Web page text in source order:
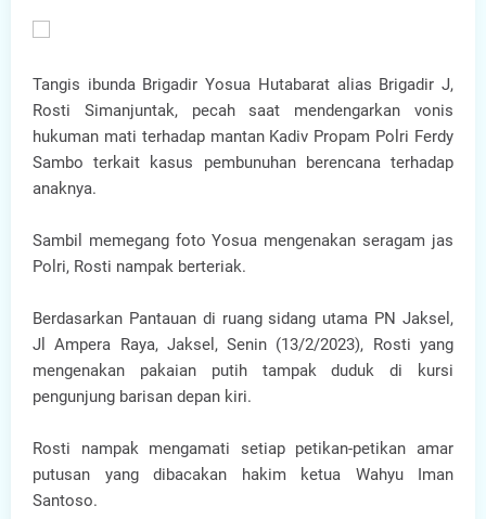
Tangis ibunda Brigadir Yosua Hutabarat alias Brigadir J,
Rosti Simanjuntak, pecah saat mendengarkan vonis
hukuman mati terhadap mantan Kadiv Propam Polri Ferdy
Sambo terkait kasus pembunuhan berencana terhadap
anaknya.
Sambil memegang foto Yosua mengenakan seragam jas
Polri, Rosti nampak berteriak.
Berdasarkan Pantauan di ruang sidang utama PN Jaksel,
Jl Ampera Raya, Jaksel, Senin (13/2/2023), Rosti yang
mengenakan pakaian putih tampak duduk di kursi
pengunjung barisan depan kiri.
Rosti nampak mengamati setiap petikan-petikan amar
putusan yang dibacakan hakim ketua Wahyu Iman
Santoso.